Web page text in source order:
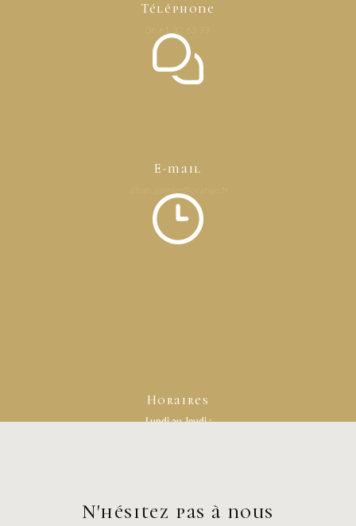
Téléphone
06 61 32 63 99
E-mail
alban.garnier@orange.fr
Horaires
Lundi au Jeudi :
N'hésitez pas à nous